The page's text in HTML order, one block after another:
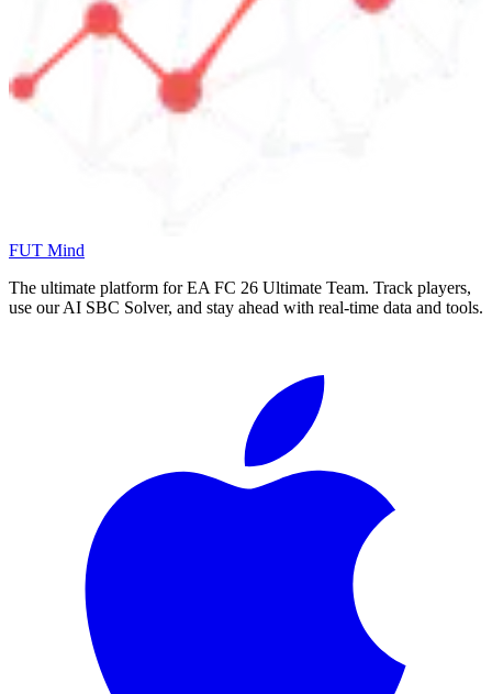
FUT Mind
The ultimate platform for EA FC 26 Ultimate Team. Track players,
use our AI SBC Solver, and stay ahead with real-time data and tools.